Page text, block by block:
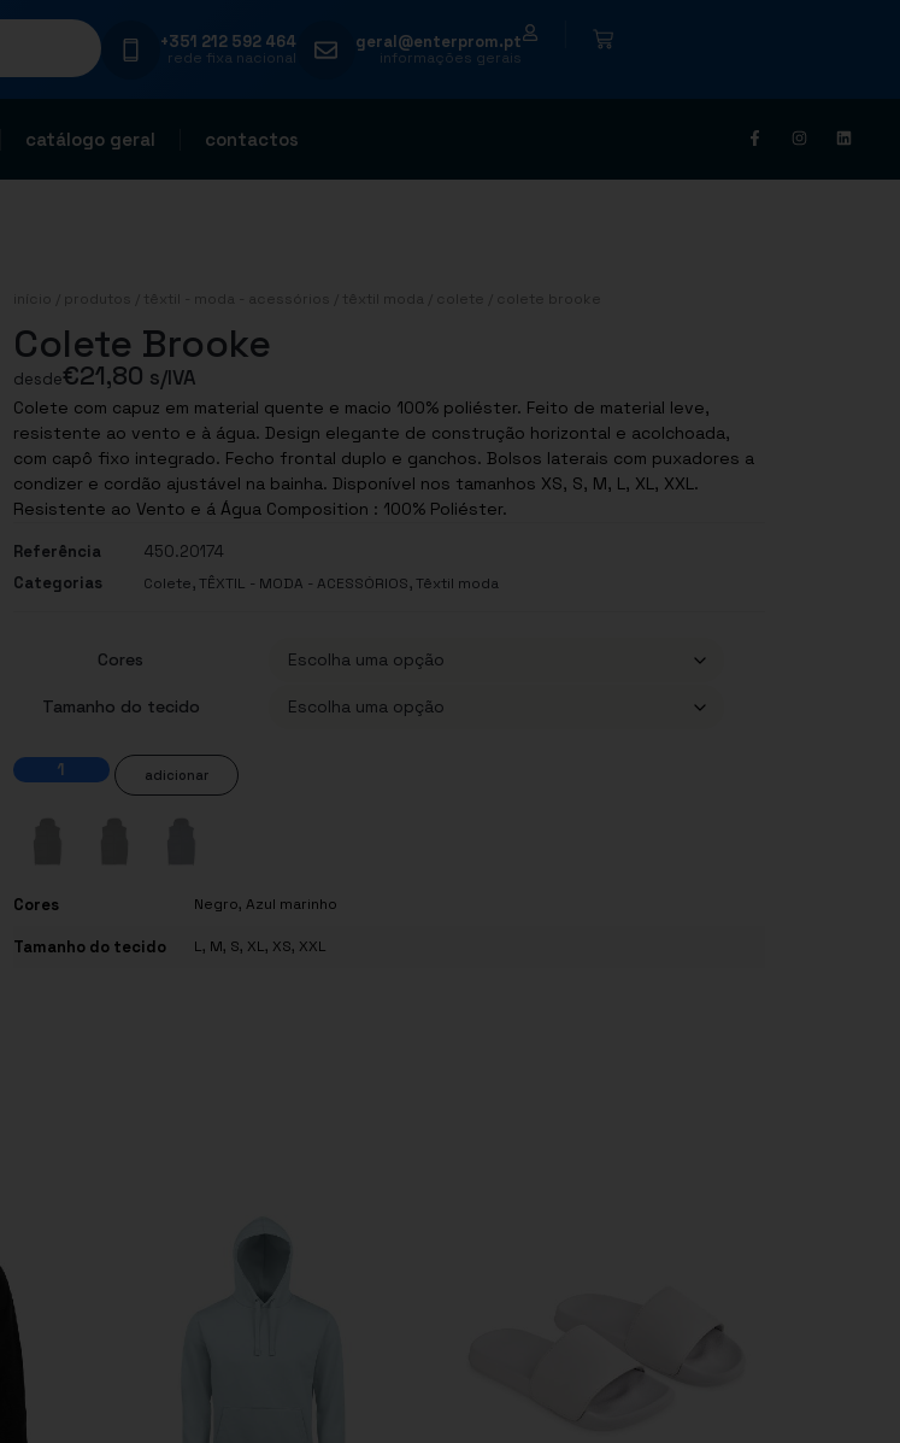
+351 212 592 464
rede fixa nacional
geral@enterprom.pt
informações gerais
catálogo geral contactos
início produtos têxtil - moda - acessórios têxtil moda colete / colete brooke
Colete Brooke
desde€21,80 s/IVA
Colete com capuz em material quente e macio 100% poliéster. Feito de material leve,
resistente ao vento e à água. Design elegante de construção horizontal e acolchoada,
com capô fixo integrado. Fecho frontal duplo e ganchos. Bolsos laterais com puxadores a
condizer e cordão ajustável na bainha. Disponível nos tamanhos XS, S, M, L, XL, XXL.
Resistente ao Vento e á Água Composition : 100% Poliéster.
Referência
450.20174
Categorias
Colete,TÊXTIL - MODA - ACESSÓRIOS,Têxtil moda
Cores
Tamanho do tecido
adicionar
Cores Negro, Azul marinho
Tamanho do tecido L, M, S, XL, XS, XXL